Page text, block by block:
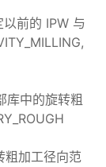
前的 IPW 与
中的旋转粗
加工径向范